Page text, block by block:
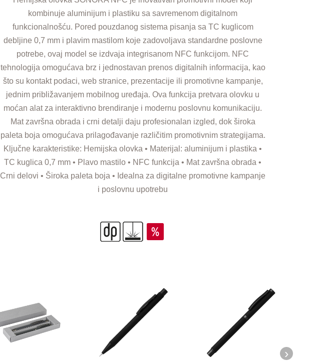
kombinuje aluminijum i plastiku sa savremenom digitalnom
funkcionalnošću. Pored pouzdanog sistema pisanja sa TC kuglicom
debljine 0,7 mm i plavim mastilom koje zadovoljava standardne poslovne
potrebe, ovaj model se izdvaja integrisanom NFC funkcijom. NFC
tehnologija omogućava brz i jednostavan prenos digitalnih informacija, kao
što su kontakt podaci, web stranice, prezentacije ili promotivne kampanje,
jednim približavanjem mobilnog uređaja. Ova funkcija pretvara olovku u
moćan alat za interaktivno brendiranje i modernu poslovnu komunikaciju.
Mat završna obrada i crni detalji daju profesionalan izgled, dok široka
paleta boja omogućava prilagođavanje različitim promotivnim strategijama.
Ključne karakteristike: Hemijska olovka • Materijal: aluminijum i plastika •
TC kuglica 0,7 mm • Plavo mastilo • NFC funkcija • Mat završna obrada •
Crni delovi • Široka paleta boja • Idealna za digitalne promotivne kampanje
i poslovnu upotrebu
›